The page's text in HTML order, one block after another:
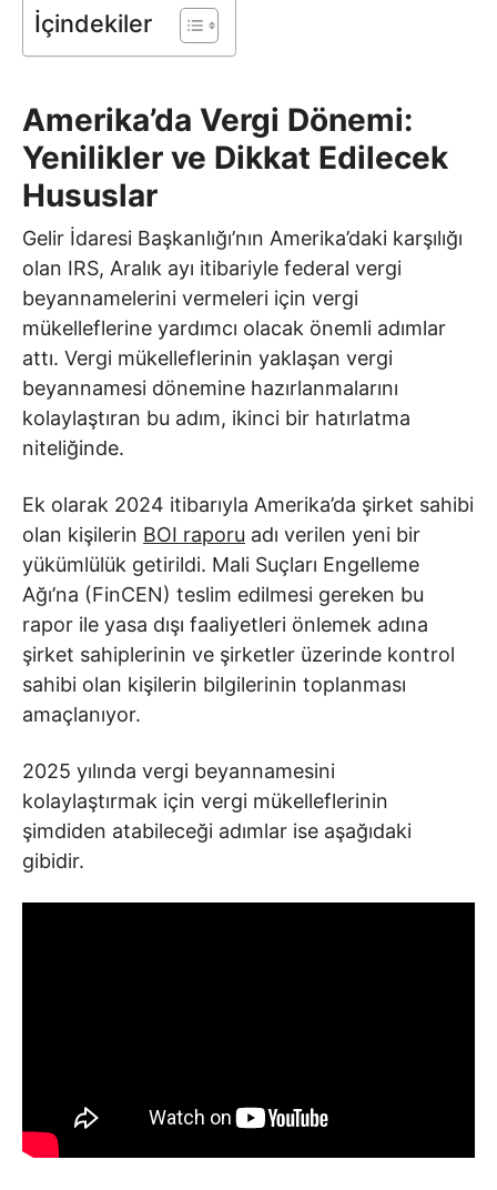
İçindekiler
Amerika’da Vergi Dönemi:
Yenilikler ve Dikkat Edilecek
Hususlar
Gelir İdaresi Başkanlığı’nın Amerika’daki karşılığı
olan IRS, Aralık ayı itibariyle federal vergi
beyannamelerini vermeleri için vergi
mükelleflerine yardımcı olacak önemli adımlar
attı. Vergi mükelleflerinin yaklaşan vergi
beyannamesi dönemine hazırlanmalarını
kolaylaştıran bu adım, ikinci bir hatırlatma
niteliğinde.
Ek olarak 2024 itibarıyla Amerika’da şirket sahibi
olan kişilerin BOI raporu adı verilen yeni bir
yükümlülük getirildi. Mali Suçları Engelleme
Ağı’na (FinCEN) teslim edilmesi gereken bu
rapor ile yasa dışı faaliyetleri önlemek adına
şirket sahiplerinin ve şirketler üzerinde kontrol
sahibi olan kişilerin bilgilerinin toplanması
amaçlanıyor.
2025 yılında vergi beyannamesini
kolaylaştırmak için vergi mükelleflerinin
şimdiden atabileceği adımlar ise aşağıdaki
gibidir.